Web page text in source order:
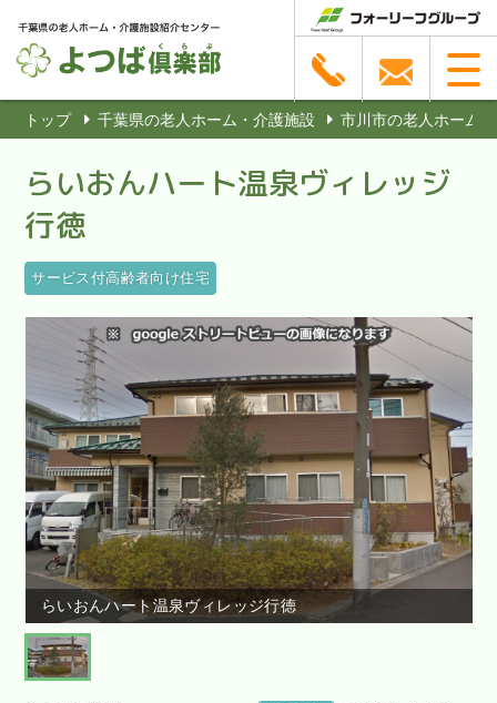
トップ 千葉県の老人ホーム・介護施設 市川市の老人ホーム
らいおんハート温泉ヴィレッジ
行徳
サービス付高齢者向け住宅
らいおんハート温泉ヴィレッジ行徳